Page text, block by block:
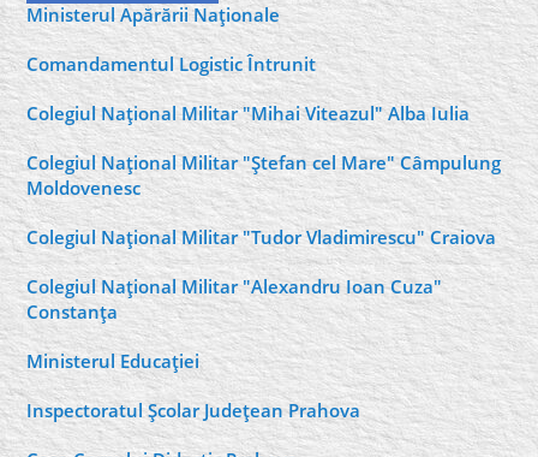
Ministerul Apărării Naţionale
Comandamentul Logistic Întrunit
Colegiul Naţional Militar "Mihai Viteazul" Alba Iulia
Colegiul Naţional Militar "Ştefan cel Mare" Câmpulung
Moldovenesc
Colegiul Naţional Militar "Tudor Vladimirescu" Craiova
Colegiul Naţional Militar "Alexandru Ioan Cuza"
Constanţa
Ministerul Educaţiei
Inspectoratul Şcolar Judeţean Prahova